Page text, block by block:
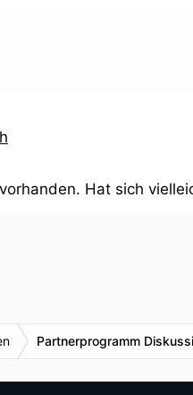
Hat sich
Partnerprogramm